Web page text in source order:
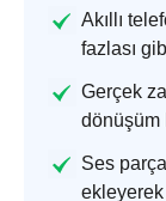
Akıllı
fazlası
Gerçek
dönüşüm
Ses